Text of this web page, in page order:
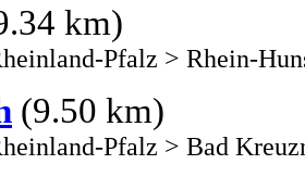
km)
Pfalz > Rhein-
(9.50 km)
Pfalz > Bad